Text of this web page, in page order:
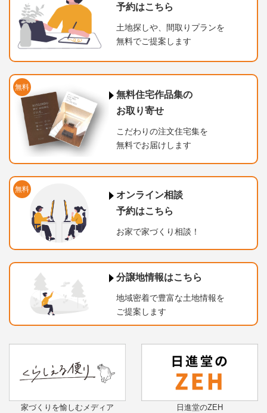
予約はこちら
土地探しや、間取りプランを
無料でご提案します
無料
無料住宅作品集の
お取り寄せ
こだわりの注文住宅集を
無料でお届けします
無料
オンライン相談
予約はこちら
お家で家づくり相談！
分譲地情報はこちら
地域密着で豊富な土地情報を
ご提案します
家づくりを愉しむメディア 日進堂のZEH